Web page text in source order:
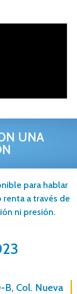
UNA
para hablar
a través de
ni presión.
B, Col. Nueva